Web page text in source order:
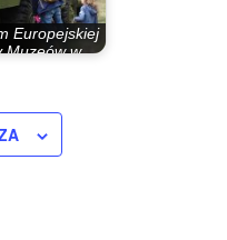
Europejskiej
Muzeów w